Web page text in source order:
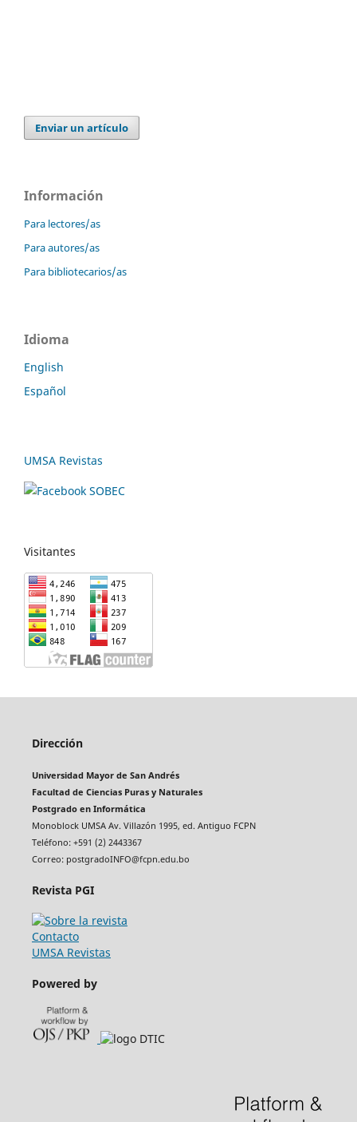
Enviar un artículo
Información
Para lectores/as
Para autores/as
Para bibliotecarios/as
Idioma
English
Español
UMSA Revistas
Visitantes
Dirección
Universidad Mayor de San Andrés
Facultad de Ciencias Puras y Naturales
Postgrado en Informática
Monoblock UMSA Av. Villazón 1995, ed. Antiguo FCPN
Teléfono: +591 (2) 2443367
Correo: postgradoINFO@fcpn.edu.bo
Revista PGI
Contacto
UMSA Revistas
Powered by